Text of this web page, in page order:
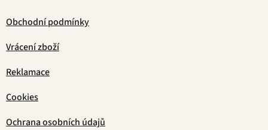
Obchodní podmínky
Vrácení zboží
Reklamace
Cookies
Ochrana osobních údajů